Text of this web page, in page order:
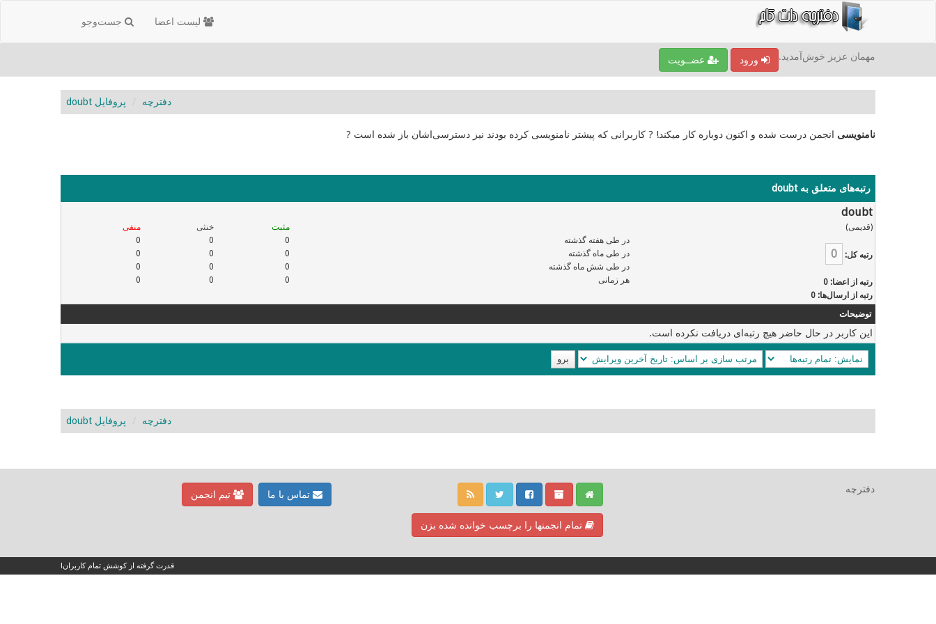
جست‌و‌جو لیست اعضا
ورود عضــویت مهمان عزیز خوش‌آمدید.
دفترچه پروفایل doubt
نامنویسی انجمن درست شده و اکنون دوباره کار میکند! ? کاربرانی که پیشتر نامنویسی کرده بودند نیز دسترسی‌اشان باز شده است ?
رتبه‌های متعلق به doubt
doubt
(قدیمی)
رتبه کل: 0
رتبه از اعضا: 0
رتبه از ارسال‌ها: 0
مثبت خنثی
منفی
در طی هفته گذشته
0
0
0
در طی ماه گذشته
0
0
0
در طی شش ماه گذشته
0
0
0
هر زمانی
0
0
0
توضیحات
این کاربر در حال حاضر هیچ رتبه‌ای دریافت نکرده است.
دفترچه پروفایل doubt
دفترچه
تمام انجمنها را برچسب خوانده شده بزن
تماس با ما تیم انجمن
قدرت گرفته از کوشش تمام کاربران!